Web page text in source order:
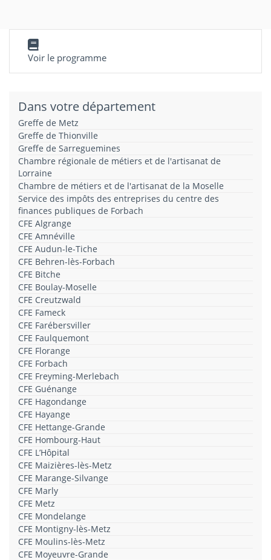
Voir le programme
Dans votre département
Greffe de Metz
Greffe de Thionville
Greffe de Sarreguemines
Chambre régionale de métiers et de l'artisanat de
Lorraine
Chambre de métiers et de l'artisanat de la Moselle
Service des impôts des entreprises du centre des
finances publiques de Forbach
CFE Algrange
CFE Amnéville
CFE Audun-le-Tiche
CFE Behren-lès-Forbach
CFE Bitche
CFE Boulay-Moselle
CFE Creutzwald
CFE Fameck
CFE Farébersviller
CFE Faulquemont
CFE Florange
CFE Forbach
CFE Freyming-Merlebach
CFE Guénange
CFE Hagondange
CFE Hayange
CFE Hettange-Grande
CFE Hombourg-Haut
CFE L’Hôpital
CFE Maizières-lès-Metz
CFE Marange-Silvange
CFE Marly
CFE Metz
CFE Mondelange
CFE Montigny-lès-Metz
CFE Moulins-lès-Metz
CFE Moyeuvre-Grande